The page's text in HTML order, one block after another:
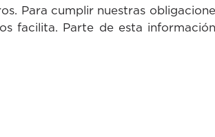
Para cumplir nuestras
facilita. Parte de esta